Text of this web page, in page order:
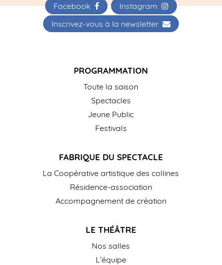
Facebook
Instagram
Inscrivez-vous à la newsletter
PROGRAMMATION
Toute la saison
Spectacles
Jeune Public
Festivals
FABRIQUE DU SPECTACLE
La Coopérative artistique des collines
Résidence-association
Accompagnement de création
LE THÉÂTRE
Nos salles
L’équipe